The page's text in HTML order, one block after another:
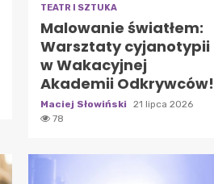
TEATR I SZTUKA
Malowanie światłem:
Warsztaty cyjanotypii
w Wakacyjnej
Akademii Odkrywców!
Maciej Słowiński
21 lipca 2026
78